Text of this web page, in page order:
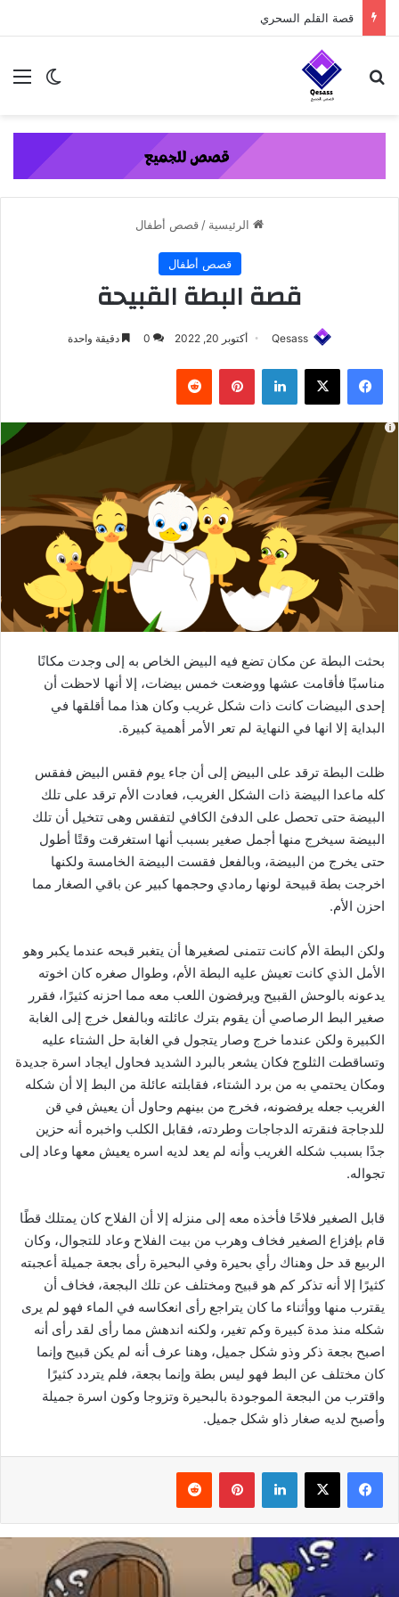
content
قصة القلم السحري
الوضع بحث عن
الرئيسية / قصص أطفال
قصص أطفال
قصة البطة القبيحة
Qesass أكتوبر 20, 2022 0 دقيقة واحدة
فيسبوك ‫X لينكدإن بينتيريست
بحثت البطة عن مكان تضع فيه البيض الخاص به إلى وجدت مكانًا
مناسبًا فأقامت عشها ووضعت خمس بيضات، إلا أنها لاحظت أن
إحدى البيضات كانت ذات شكل غريب وكان هذا مما أقلقها في
البداية إلا انها في النهاية لم تعر الأمر أهمية كبيرة.
ظلت البطة ترقد على البيض إلى أن جاء يوم فقس البيض ففقس
كله ماعدا البيضة ذات الشكل الغريب، فعادت الأم ترقد على تلك
البيضة حتى تحصل على الدفئ الكافي لتفقس وهى تتخيل أن تلك
البيضة سيخرج منها أجمل صغير بسبب أنها استغرقت وقتًا أطول
حتى يخرج من البيضة، وبالفعل فقست البيضة الخامسة ولكنها
اخرجت بطة قبيحة لونها رمادي وحجمها كبير عن باقي الصغار مما
احزن الأم.
ولكن البطة الأم كانت تتمنى لصغيرها أن يتغبر قبحه عندما يكبر وهو
الأمل الذي كانت تعيش عليه البطة الأم، وطوال صغره كان اخوته
يدعونه بالوحش القبيح ويرفضون اللعب معه مما احزنه كثيرًا، فقرر
صغير البط الرصاصي أن يقوم بترك عائلته وبالفعل خرج إلى الغابة
الكبيرة ولكن عندما خرج وصار يتجول في الغابة حل الشتاء عليه
وتساقطت الثلوج فكان يشعر بالبرد الشديد فحاول ايجاد اسرة جديدة
ومكان يحتمي به من برد الشتاء، فقابلته عائلة من البط إلا أن شكله
الغريب جعله يرفضونه، فخرج من بينهم وحاول أن يعيش في قن
للدجاجة فنقرته الدجاجات وطردته، فقابل الكلب واخبره أنه حزين
جدًا بسبب شكله الغريب وأنه لم يعد لديه اسره يعيش معها وعاد إلى
تجواله.
قابل الصغير فلاحًا فأخذه معه إلى منزله إلا أن الفلاح كان يمتلك قطًا
قام بإفزاع الصغير فخاف وهرب من بيت الفلاح وعاد للتجوال، وكان
الربيع قد حل وهناك رأي بحيرة وفي البحيرة رأى بجعة جميلة أعجبته
كثيرًا إلا أنه تذكر كم هو قبيح ومختلف عن تلك البجعة، فخاف أن
يقترب منها ووأثناء ما كان يتراجع رأى انعكاسه في الماء فهو لم يرى
شكله منذ مدة كبيرة وكم تغير، ولكنه اندهش مما رأى لقد رأى أنه
اصبح بجعة ذكر وذو شكل جميل، وهنا عرف أنه لم يكن قبيح وإنما
كان مختلف عن البط فهو ليس بطة وإنما بجعة، فلم يتردد كثيرًا
واقترب من البجعة الموجودة بالبحيرة وتزوجا وكون اسرة جميلة
وأصبح لديه صغار ذاو شكل جميل.
فيسبوك ‫X لينكدإن بينتيريست